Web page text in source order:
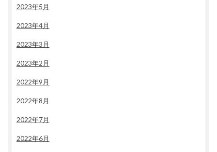
2023年5月
2023年4月
2023年3月
2023年2月
2022年9月
2022年8月
2022年7月
2022年6月